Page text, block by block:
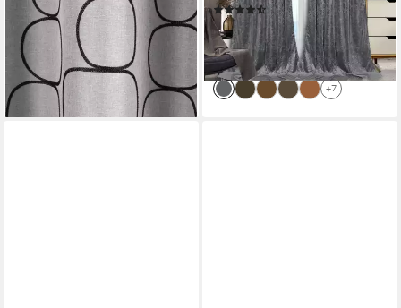
(21)
ab 56,99 € UVP76,99 €
-26%
lieferbar - in 4-5 Werktagen bei dir
+7